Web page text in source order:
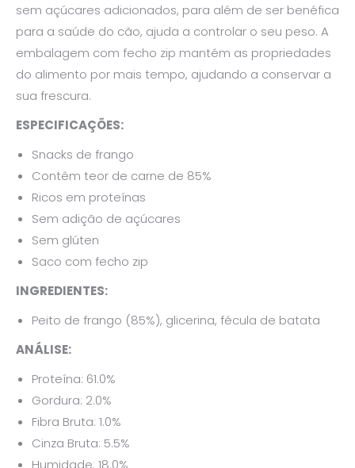
sem açúcares adicionados, para além de ser benéfica
para a saúde do cão, ajuda a controlar o seu peso. A
embalagem com fecho zip mantém as propriedades
do alimento por mais tempo, ajudando a conservar a
sua frescura.
ESPECIFICAÇÕES:
Snacks de frango
Contêm teor de carne de 85%
Ricos em proteínas
Sem adição de açúcares
Sem glúten
Saco com fecho zip
INGREDIENTES:
Peito de frango (85%), glicerina, fécula de batata
ANÁLISE:
Proteína: 61.0%
Gordura: 2.0%
Fibra Bruta: 1.0%
Cinza Bruta: 5.5%
Humidade: 18.0%